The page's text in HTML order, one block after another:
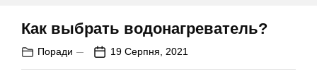
Как выбрать водонагреватель?
Поради 19 Серпня, 2021